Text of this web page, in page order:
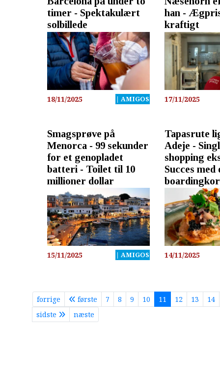
timer - Spektakulært
solbillede
18/11/2025 | AMIGOS
han -
kraftigt
17/11/2025
Smagsprøve på
Menorca - 99 sekunder
for et genopladet
batteri - Toilet til 10
millioner dollar
15/11/2025 | AMIGOS
Tapasrute
Adeje -
shopping
Succes
14/11/2025
forrige første 7 8 9 10 11 12 13
14
sidste
næste